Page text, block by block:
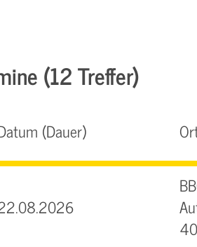
(12 Treffer)
(Dauer)